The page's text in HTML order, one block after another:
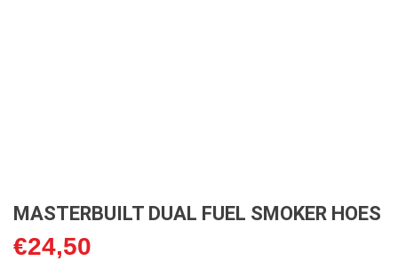
MASTERBUILT DUAL FUEL SMOKER HOES
€24,50